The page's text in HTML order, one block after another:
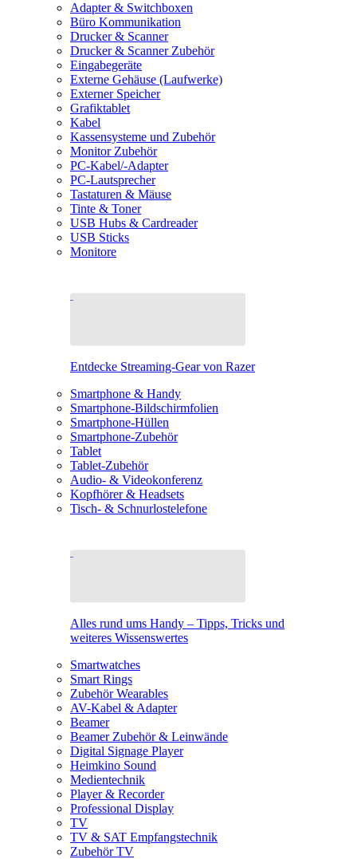
Adapter & Switchboxen
Büro Kommunikation
Drucker & Scanner
Drucker & Scanner Zubehör
Eingabegeräte
Externe Gehäuse (Laufwerke)
Externer Speicher
Grafiktablet
Kabel
Kassensysteme und Zubehör
Monitor Zubehör
PC-Kabel/-Adapter
PC-Lautsprecher
Tastaturen & Mäuse
Tinte & Toner
USB Hubs & Cardreader
USB Sticks
Monitore
Entdecke Streaming-Gear von Razer
Smartphone & Handy
Smartphone-Bildschirmfolien
Smartphone-Hüllen
Smartphone-Zubehör
Tablet
Tablet-Zubehör
Audio- & Videokonferenz
Kopfhörer & Headsets
Tisch- & Schnurlostelefone
Alles rund ums Handy – Tipps, Tricks und
weiteres Wissenswertes
Smartwatches
Smart Rings
Zubehör Wearables
AV-Kabel & Adapter
Beamer
Beamer Zubehör & Leinwände
Digital Signage Player
Heimkino Sound
Medientechnik
Player & Recorder
Professional Display
TV
TV & SAT Empfangstechnik
Zubehör TV